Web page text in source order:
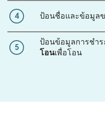
4 ป้อนชื่อและข้อมูลข
5
ป้อนข้อมูลการชำร
โอนเพื่อโอน